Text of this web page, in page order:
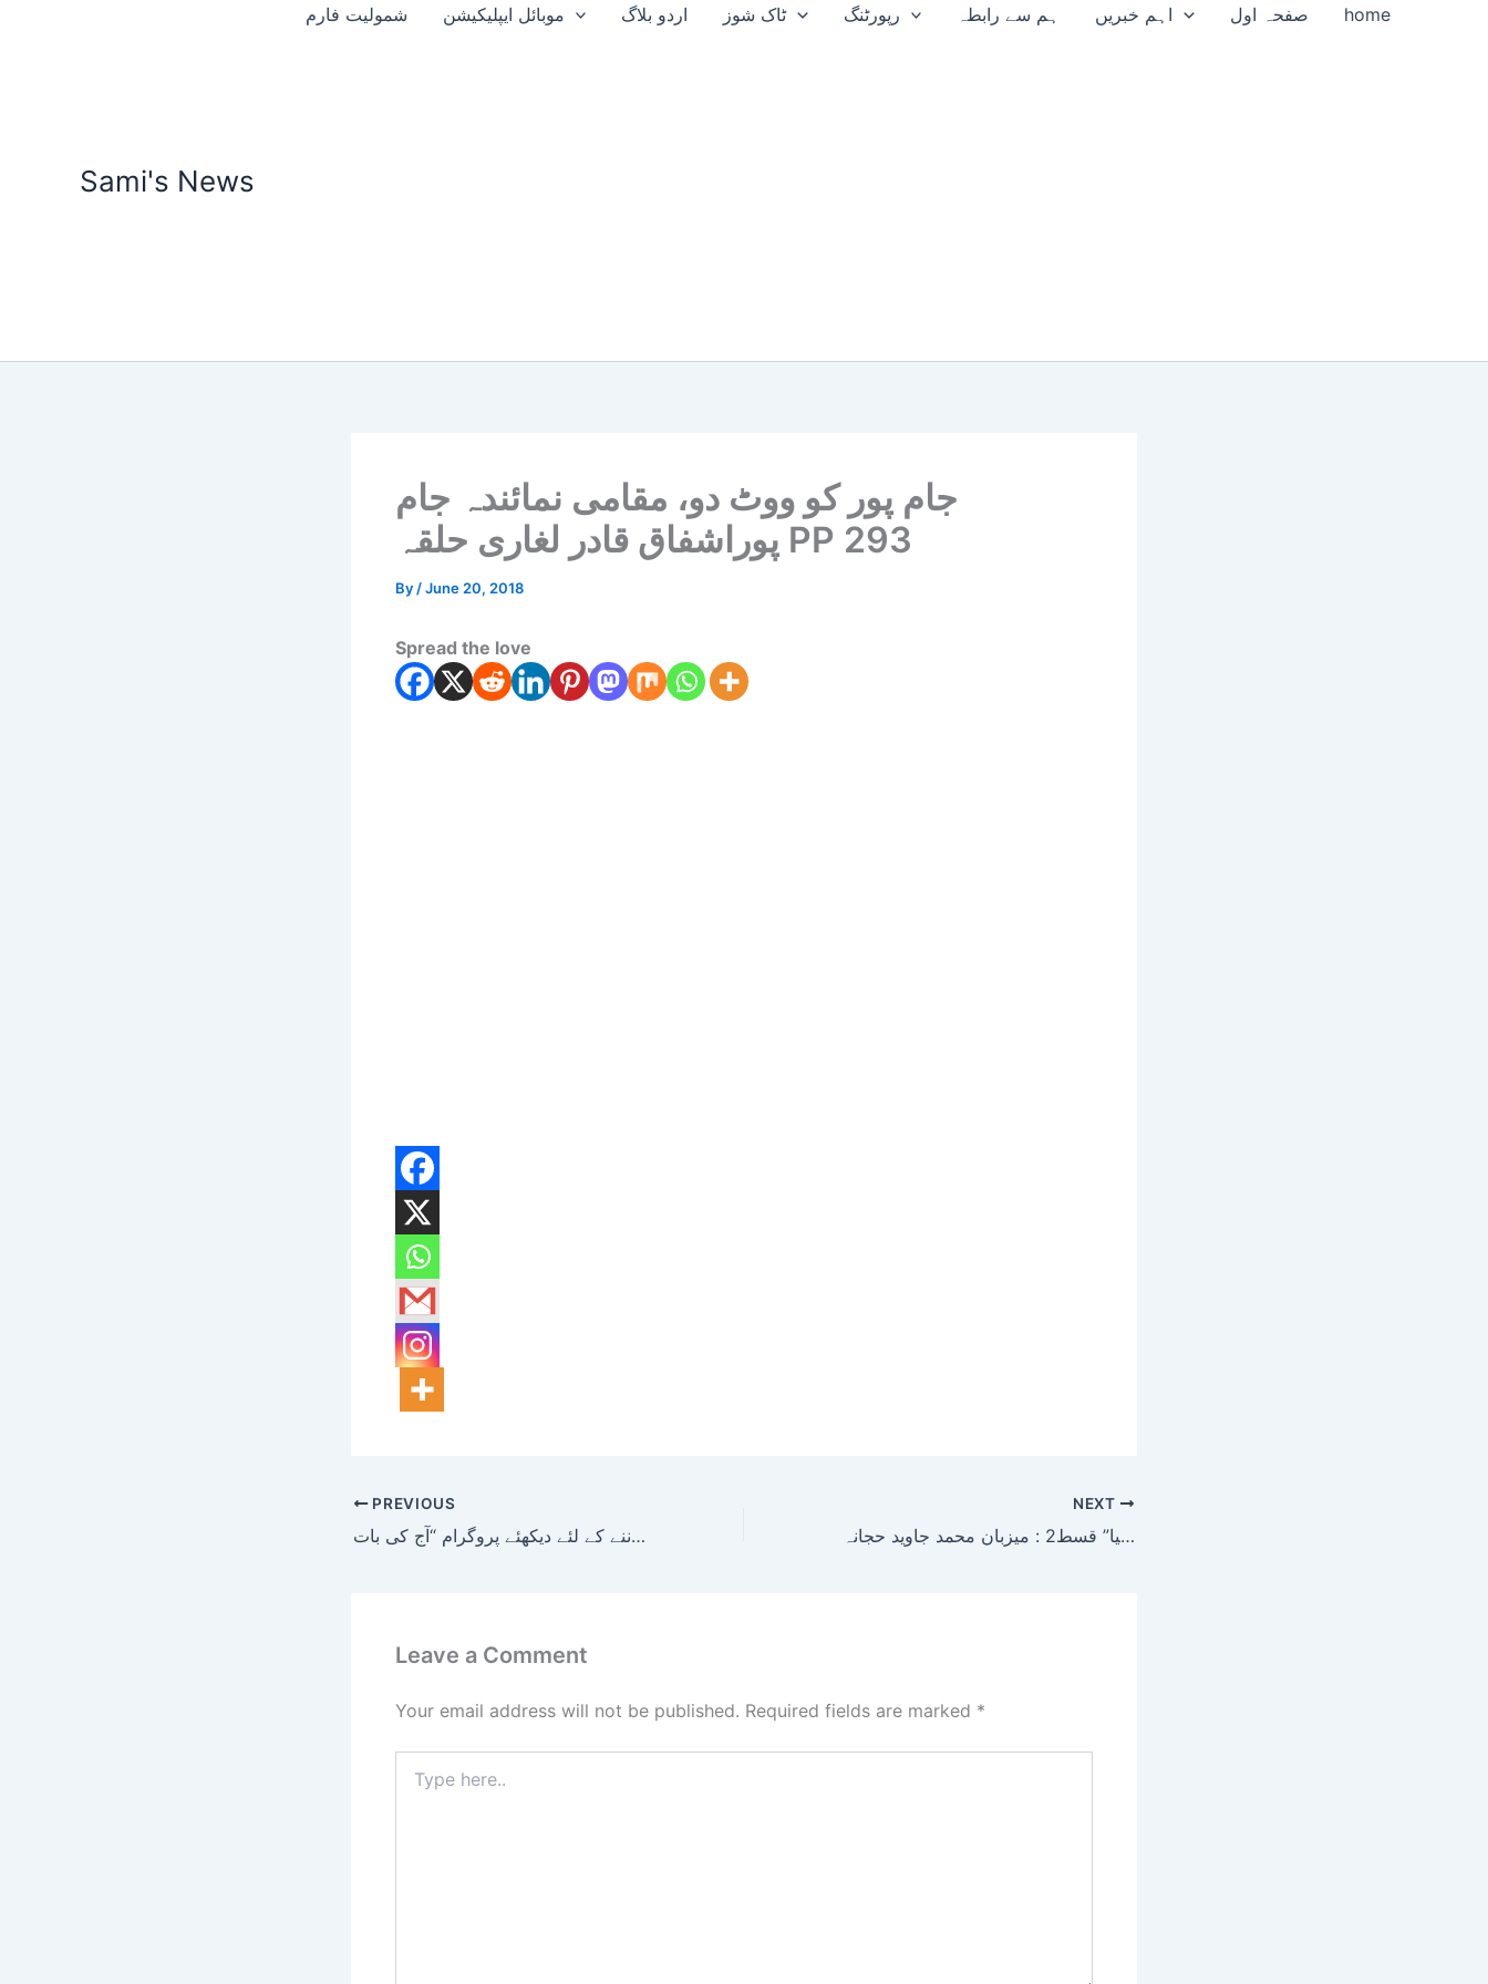
Sami's News
شمولیت فارم موبائل ایپلیکیشن اردو بلاگ ٹاک شوز رپورٹنگ ہم سے رابطہ اہم خبریں صفحہ اول home
جام پور کو ووٹ دو، مقامی نمائندہ جام
پوراشفاق قادر لغاری حلقہ PP 293
By /June 20, 2018
Spread the love
PREVIOUS
تحصیل جام پور میں کون کون سی پیک سے فائدہ اٹھا سکتا ہے؟ جاننے کے لئے دیکھئے پروگرام “آج کی بات”
NEXT
پروگرام “آئی ٹی کی دُنیا”‌ قسط2 : میزبان محمد جاوید حجانہ
Leave a Comment
Your email address will not be published. Required fields are marked *
here..